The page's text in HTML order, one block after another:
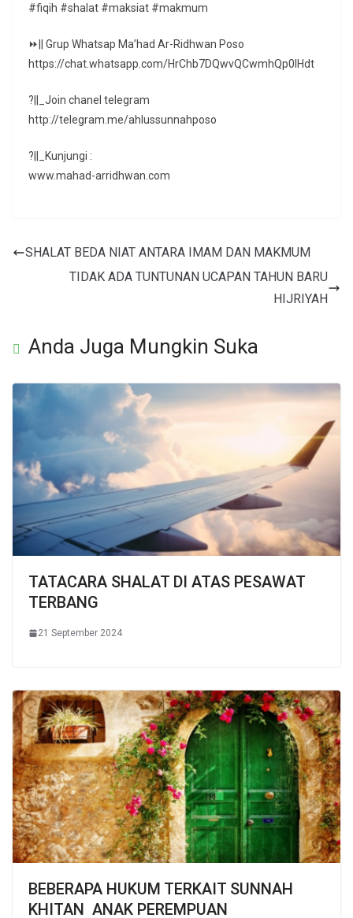
#fiqih #shalat #maksiat #makmum
⏩|| Grup Whatsap Ma’had Ar-Ridhwan Poso
https://chat.whatsapp.com/HrChb7DQwvQCwmhQp0lHdt
?||_Join chanel telegram
http://telegram.me/ahlussunnahposo
?||_Kunjungi :
www.mahad-arridhwan.com
SHALAT BEDA NIAT ANTARA IMAM DAN MAKMUM
TIDAK ADA TUNTUNAN UCAPAN TAHUN BARU
HIJRIYAH
Anda Juga Mungkin Suka
TATACARA SHALAT DI ATAS PESAWAT
TERBANG
21 September 2024
BEBERAPA HUKUM TERKAIT SUNNAH
KHITAN ANAK PEREMPUAN